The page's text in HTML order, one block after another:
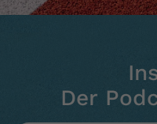
Der